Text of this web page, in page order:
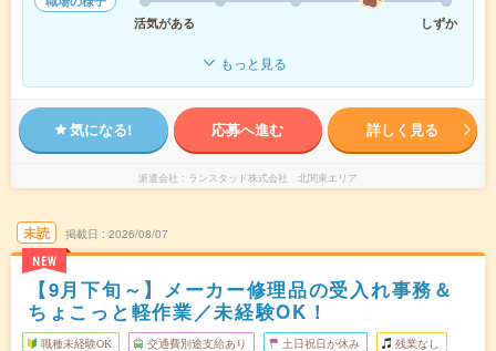
活気がある
しずか
もっと見る
気になる! 応募へ進む 詳しく見る
派遣会社 ランスタッド株式会社 北関東エリア
未読
NEW
掲載日 2026/08/07
【9月下旬～】メーカー修理品の受入れ事務＆
ちょこっと軽作業／未経験OK！
職種未経験OK 交通費別途支給あり 土日祝日が休み 残業なし